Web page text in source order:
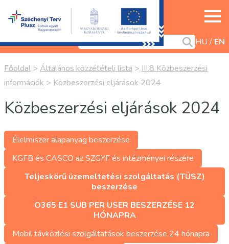
HU EN
Főoldal > Általános közzétételi lista > III.8 Közbeszerzési
információk > Közbeszerzési eljárások 2024
Közbeszerzési eljárások 2024
Élelmiszer alapanyag beszerzése
KGFB és CASCO az SZGYF és intézményei részére
Teljeskörű üzemeltetési szolgáltatás (TÜSZ)
beszerzése
O365 E1 SUB PER USER BESZERZÉSE 12
HÓNAPRA
Mobil távközlési szolgáltatások beszerzése 24 hónapra